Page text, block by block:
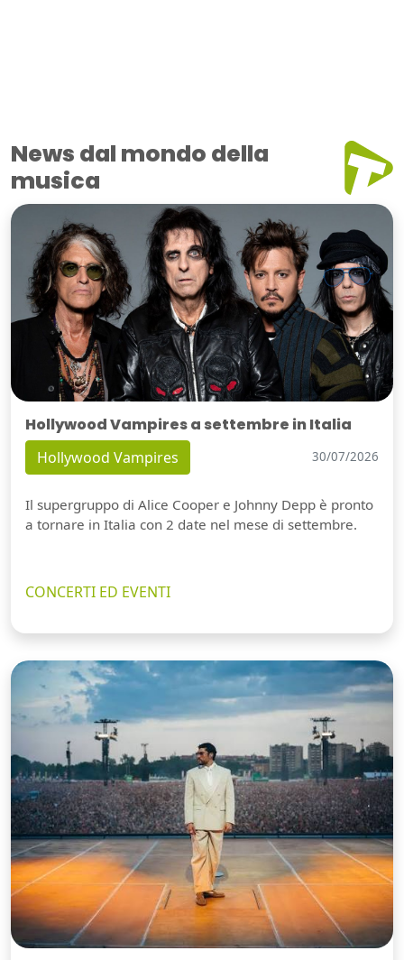
News dal mondo della
musica
Hollywood Vampires a settembre in Italia
Hollywood Vampires 30/07/2026
Il supergruppo di Alice Cooper e Johnny Depp è pronto
a tornare in Italia con 2 date nel mese di settembre.
CONCERTI ED EVENTI